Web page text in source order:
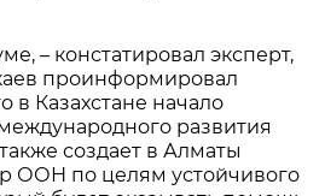
– констатировал эксперт,
проинформировал
в Казахстане начало
развития
создает в Алматы
ООН по целям устойчивого